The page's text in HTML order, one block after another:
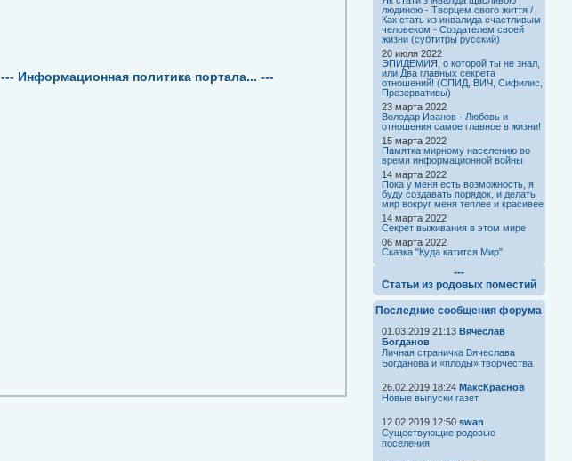
--- Информационная политика портала... ---
людиною - Творцем свого життя /
Как стать из инвалида счастливым
человеком - Создателем своей
жизни (субтитры русский)
20 июля 2022
ЭПИДЕМИЯ, о которой ты не знал,
или Два главных секрета
отношений! (СПИД, ВИЧ, Сифилис,
Презервативы)
23 марта 2022
Володар Иванов - Любовь и
отношения самое главное в жизни!
15 марта 2022
Памятка мирному населению во
время информационной войны
14 марта 2022
Пока у меня есть возможность, я
буду создавать порядок, и делать
мир вокруг меня теплее и красивее
14 марта 2022
Секрет выживания в этом мире
06 марта 2022
Сказка "Куда катится Мир"
---
Статьи из родовых поместий
Последние сообщения форума
01.03.2019 21:13 Вячеслав
Богданов
Личная страничка Вячеслава
Богданова и «плоды» творчества
26.02.2019 18:24 МаксКраснов
Новые выпуски газет
12.02.2019 12:50 swan
Существующие родовые
поселения